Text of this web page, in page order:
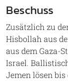
Beschuss
Zusätzlich zu
Hisbollah aus
aus dem Gaza-
Israel.
Jemen lösen